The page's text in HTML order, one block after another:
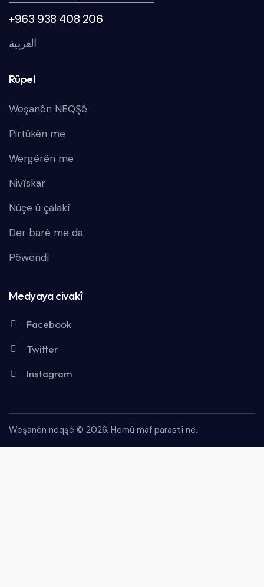
+963 938 408 206
العربية
Rûpel
Weşanên NEQŞê
Pirtûkên me
Wergêrên me
Nivîskar
Nûçe û çalakî
Der barê me da
Pêwendî
Medyaya civakî
Facebook
Twitter
Instagram
Weşanên neqşê © 2026. Hemû maf parastî ne.